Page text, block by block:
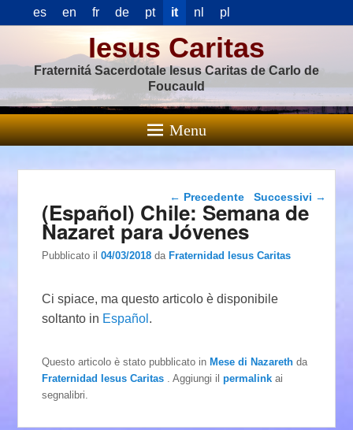
es en fr de pt it nl pl
Iesus Caritas
Fraternitá Sacerdotale Iesus Caritas de Carlo de
Foucauld
Menu
Navigazione articolo
← Precedente Successivi →
(Español) Chile: Semana de
Nazaret para Jóvenes
Pubblicato il04/03/2018 daFraternidad Iesus Caritas
Ci spiace, ma questo articolo è disponibile
soltanto in Español .
Questo articolo è stato pubblicato inMese di Nazareth da
Fraternidad Iesus Caritas
. Aggiungi ilpermalink ai
segnalibri.